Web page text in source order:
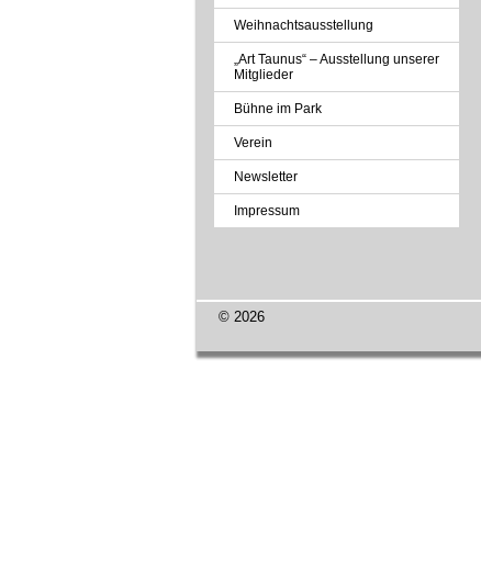
Weihnachtsausstellung
„Art Taunus“ – Ausstellung unserer
Mitglieder
Bühne im Park
Verein
Newsletter
Impressum
© 2026